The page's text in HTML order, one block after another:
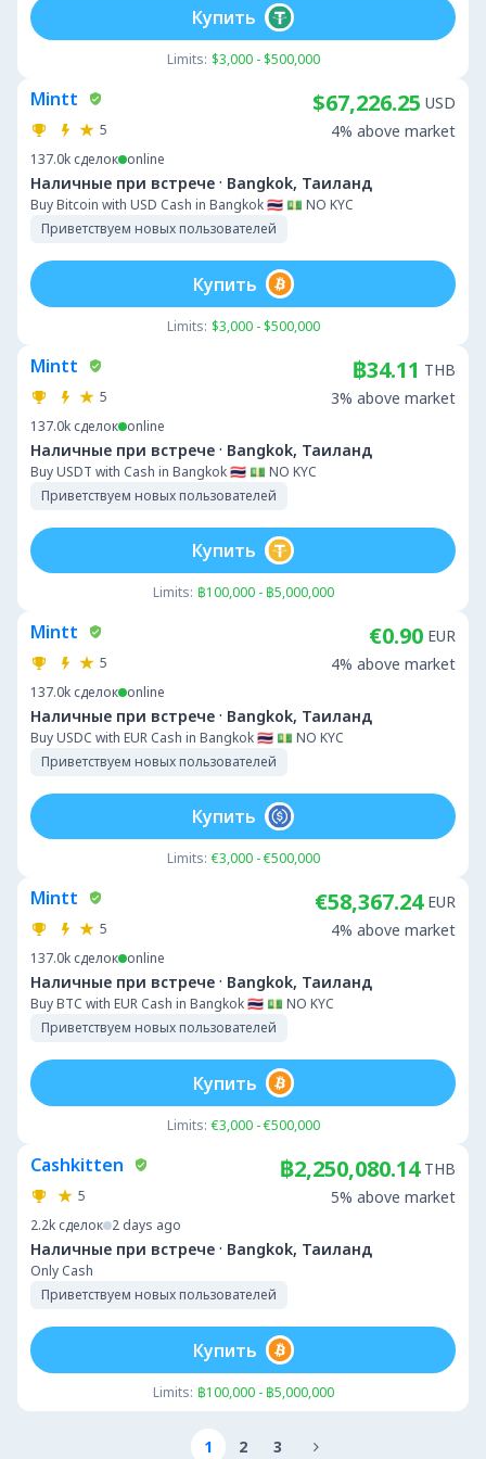
Limits: $3,000 - $500,000
Купить
Mintt
5
137.0k сделок online
Наличные при встрече · Bangkok, Таиланд
Buy Bitcoin with USD Cash in Bangkok 🇹🇭 💵 NO KYC
Приветствуем новых пользователей
$67,226.25 USD
4% above market
Limits: $3,000 - $500,000
Купить
Mintt
5
137.0k сделок online
Наличные при встрече · Bangkok, Таиланд
Buy USDT with Cash in Bangkok 🇹🇭 💵 NO KYC
Приветствуем новых пользователей
฿34.11 THB
3% above market
Limits: ฿100,000 - ฿5,000,000
Купить
Mintt
5
137.0k сделок online
Наличные при встрече · Bangkok, Таиланд
Buy USDC with EUR Cash in Bangkok 🇹🇭 💵 NO KYC
Приветствуем новых пользователей
€0.90 EUR
4% above market
Limits: €3,000 - €500,000
Купить
Mintt
5
137.0k сделок online
Наличные при встрече · Bangkok, Таиланд
Buy BTC with EUR Cash in Bangkok 🇹🇭 💵 NO KYC
Приветствуем новых пользователей
€58,367.24 EUR
4% above market
Limits: €3,000 - €500,000
Купить
Cashkitten
5
2.2k сделок 2 days ago
Наличные при встрече · Bangkok, Таиланд
Only Cash
Приветствуем новых пользователей
฿2,250,080.14 THB
5% above market
Limits: ฿100,000 - ฿5,000,000
Купить
1 2 3 